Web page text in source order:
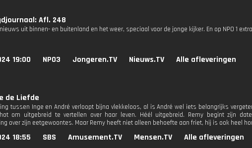
Afl. 248
uit binnen- en buitenland en het weer, speciaal voor de jonge kijker. En op NPO 1
19:00 NPO3 Jongeren.TV Nieuws.TV Alle afleveringen
de Liefde
tussen Inge en André verloopt bijna vlekkeloos, al is André wel iets belangrijks
om uitgebreid te vertellen over haar leven. Héél uitgebreid. Remy begint zijn
over zijn eetgewoontes. Maar Remy heeft niet alleen behoefte aan friet, hij is ook heel
18:55 SBS Amusement.TV Mensen.TV Alle afleveringen